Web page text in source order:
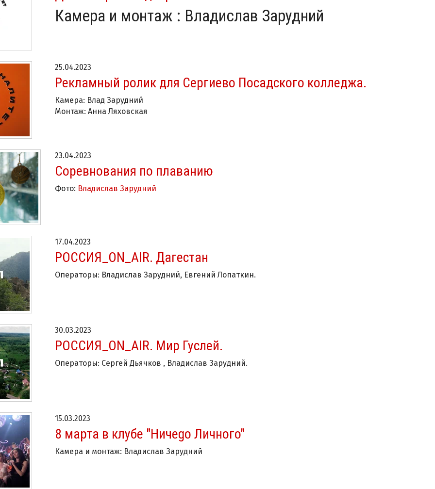
Камера и монтаж : Владислав Зарудний
25.04.2023
Рекламный ролик для Сергиево Посадского колледжа.
Камера: Влад Зарудний
Монтаж: Анна Ляховская
23.04.2023
Соревнования по плаванию
Фото: Владислав Зарудний
17.04.2023
РОССИЯ_ON_AIR. Дагестан
Операторы: Владислав Зарудний, Евгений Лопаткин.
30.03.2023
РОССИЯ_ON_AIR. Мир Гуслей.
Операторы: Сергей Дьячков , Владислав Зарудний.
15.03.2023
8 марта в клубе "Ничеgo Личного"
Камера и монтаж: Владислав Зарудний